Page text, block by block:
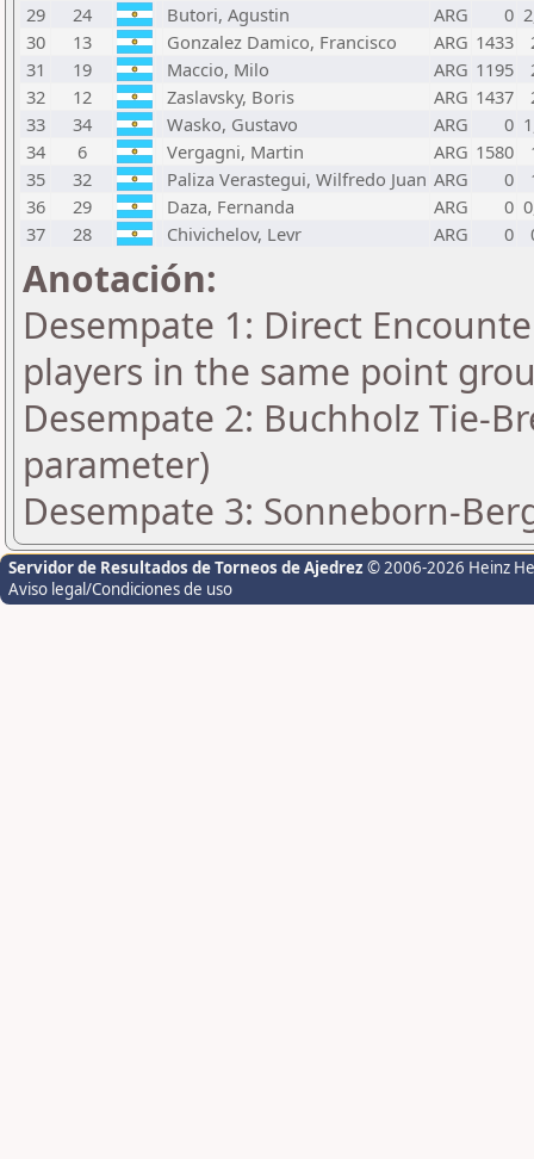
29
24 Butori, Agustin ARG 0
30
13 Gonzalez Damico, Francisco ARG 1433
31
19 Maccio, Milo ARG 1195
32
12 Zaslavsky, Boris ARG 1437
33
34 Wasko, Gustavo ARG 0
34
6 Vergagni, Martin ARG 1580
35
32 Paliza Verastegui, Wilfredo Juan ARG 0
36
29 Daza, Fernanda ARG 0
37
28 Chivichelov, Levr ARG 0
Anotación:
Desempate 1: Direct
players in the same point
Desempate 2: Buchholz Tie-
parameter)
Desempate 3: Sonneborn-
Servidor de Resultados de Torneos de Ajedrez © 2006-2026 Heinz
Aviso legal/Condiciones de uso